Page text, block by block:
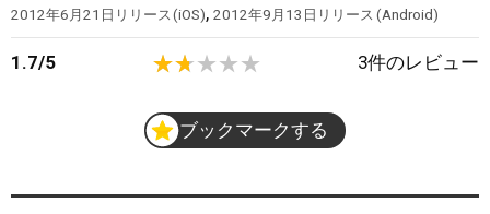
2012年6月21日 リリース iOS ,2012年9月13日 リリース Android
1.7/5 3件のレビュー
ブックマークする